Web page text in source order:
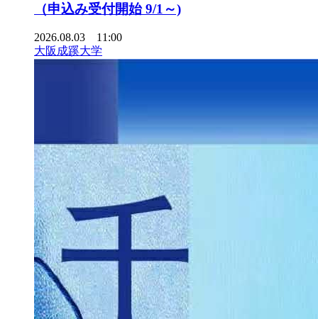
（申込み受付開始 9/1～)
2026.08.03 11:00
大阪成蹊大学